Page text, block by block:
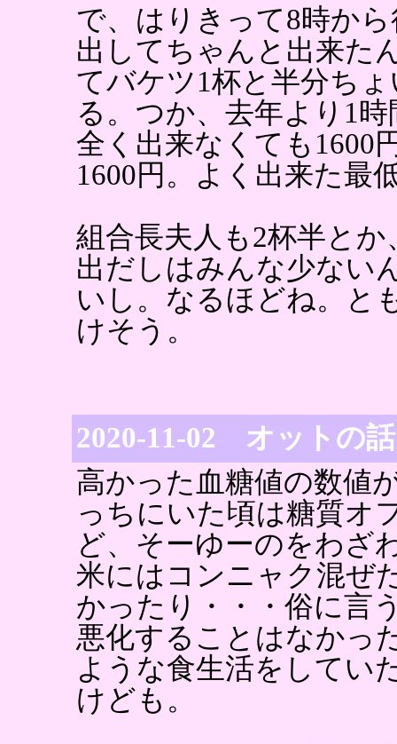
で、はりきって8時か
出してちゃんと出来た
てバケツ1杯と半分ち
る。つか、去年より1
全く出来なくても1600
1600円。よく出来た最
組合長夫人も2杯半と
出だしはみんな少ない
いし。なるほどね。と
けそう。
2020-11-02 オットの話
高かった血糖値の数値
っちにいた頃は糖質オ
ど、そーゆーのをわざ
米にはコンニャク混ぜ
かったり・・・俗に言
悪化することはなかっ
ような食生活をしてい
けども。